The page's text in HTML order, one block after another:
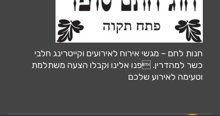
חנות לחם – מגשי אירוח לאירועים וקייטרינג חלבי
כשר למהדרין. פנו אלינו וקבלו הצעה משתלמת
וטעימה לאירוע שלכם